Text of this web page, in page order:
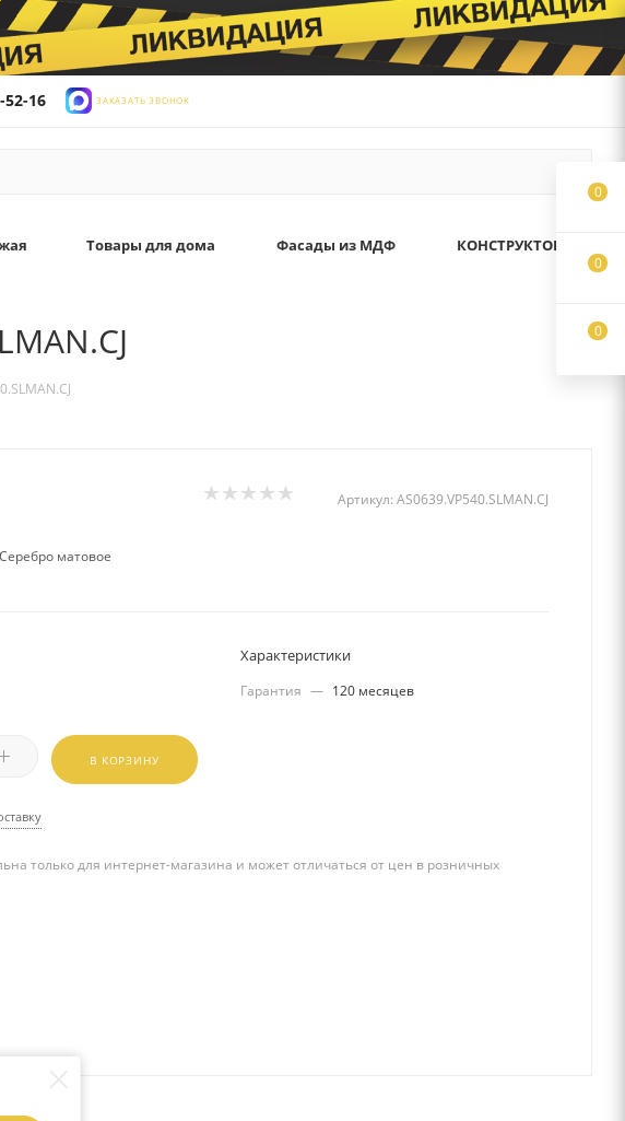
52-16 ЗАКАЗАТЬ ЗВОНОК
Товары для дома Фасады из МДФ КОНСТРУКТОР
Артикул: AS0639.VP540.SLMAN.CJ
матовое
В КОРЗИНУ
Характеристики
Гарантия — 120 месяцев
только для интернет-магазина и может отличаться от цен в розничных
0
0
0